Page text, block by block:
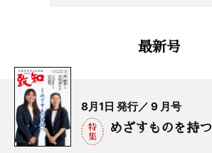
最新号
8月1日 発行／ 9 月号
めざすものを持つ